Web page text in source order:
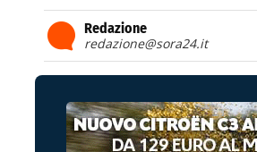
Redazione
redazione@sora24.it